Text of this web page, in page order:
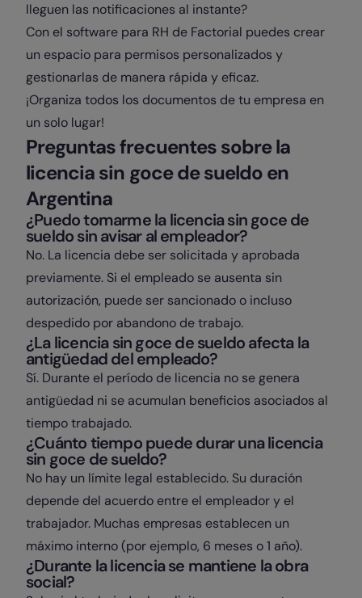
lleguen las notificaciones al instante?
Con el software para RH de Factorial puedes crear
un espacio para permisos personalizados y
gestionarlas de manera rápida y eficaz.
¡Organiza todos los documentos de tu empresa en
un solo lugar!
Preguntas frecuentes sobre la
licencia sin goce de sueldo en
Argentina
¿Puedo tomarme la licencia sin goce de
sueldo sin avisar al empleador?
No. La licencia debe ser solicitada y aprobada
previamente. Si el empleado se ausenta sin
autorización, puede ser sancionado o incluso
despedido por abandono de trabajo.
¿La licencia sin goce de sueldo afecta la
antigüedad del empleado?
Sí. Durante el período de licencia no se genera
antigüedad ni se acumulan beneficios asociados al
tiempo trabajado.
¿Cuánto tiempo puede durar una licencia
sin goce de sueldo?
No hay un límite legal establecido. Su duración
depende del acuerdo entre el empleador y el
trabajador. Muchas empresas establecen un
máximo interno (por ejemplo, 6 meses o 1 año).
¿Durante la licencia se mantiene la obra
social?